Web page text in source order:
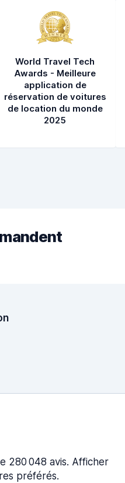
World Travel Tech
Awards - Meilleure
application de
réservation de voitures
de location du monde
2025
280 048 avis. Afficher
préférés.